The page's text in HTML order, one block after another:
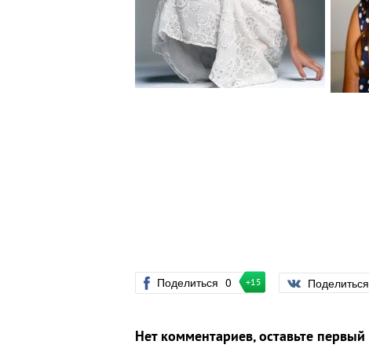
Поделиться 0 +15 Поделиться
Нет комментариев, оставьте первый